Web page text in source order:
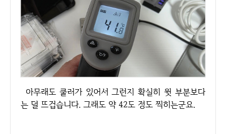
아무래도 쿨러가 있어서 그런지 확실히 윗 부분보다
는 덜 뜨겁습니다. 그래도 약 42도 정도 찍히는군요.